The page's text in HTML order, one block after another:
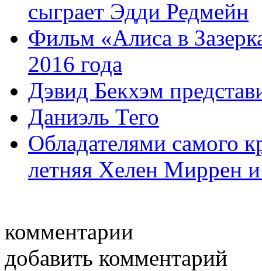
сыграет Эдди Редмейн
Фильм «Алиса в
2016 года
Дэвид Бекхэм
Даниэль Тего
Обладателями самого
летняя Хелен Миррен
комментарии
добавить комментарий